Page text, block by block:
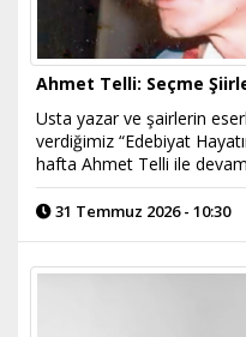
Ahmet Telli: Seçme
Usta yazar ve şairlerin
verdiğimiz “Edebiyat
hafta Ahmet Telli ile
31 Temmuz 2026 - 10:30